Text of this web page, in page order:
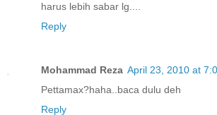
harus lebih sabar lg....
Reply
Mohammad Reza April 23, 2010 at
Pettamax?haha..baca dulu deh
Reply